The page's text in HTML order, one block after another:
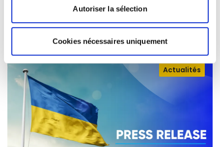
Autoriser la sélection
Cookies nécessaires uniquement
rapport 2025 de la Commission sur la…
Actualités